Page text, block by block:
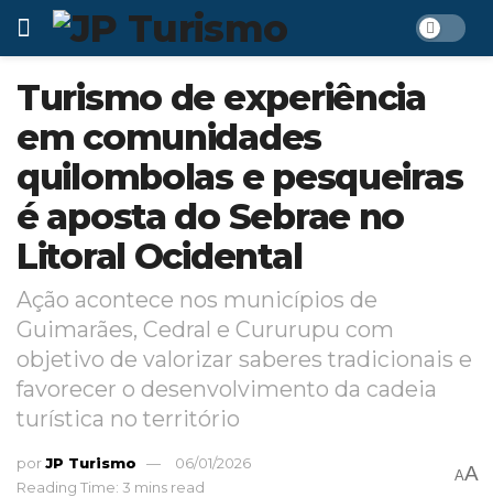
Turismo de experiência
em comunidades
quilombolas e pesqueiras
é aposta do Sebrae no
Litoral Ocidental
Ação acontece nos municípios de
Guimarães, Cedral e Cururupu com
objetivo de valorizar saberes tradicionais e
favorecer o desenvolvimento da cadeia
turística no território
porJP Turismo
06/01/2026
Reading Time: 3 mins read
AA